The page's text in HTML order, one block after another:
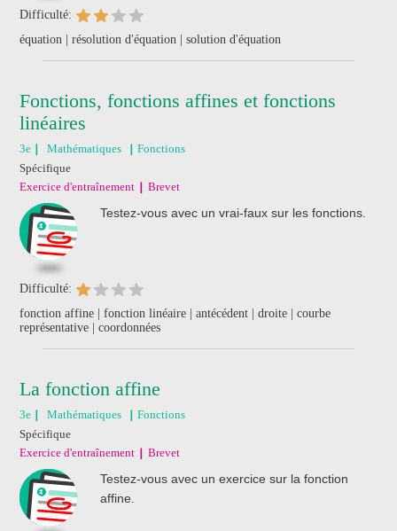
Difficulté:
équation | résolution d'équation | solution d'équation
Fonctions, fonctions affines et fonctions
linéaires
3e Mathématiques
Fonctions
Spécifique
Exercice d'entraînement
Brevet
Testez-vous avec un vrai-faux sur les fonctions.
Difficulté:
fonction affine | fonction linéaire | antécédent | droite | courbe
représentative | coordonnées
La fonction affine
3e Mathématiques
Fonctions
Spécifique
Exercice d'entraînement
Brevet
Testez-vous avec un exercice sur la fonction
affine.